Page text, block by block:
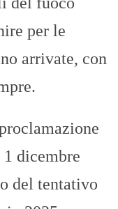
per le
arrivate, con
dicembre
del tentativo